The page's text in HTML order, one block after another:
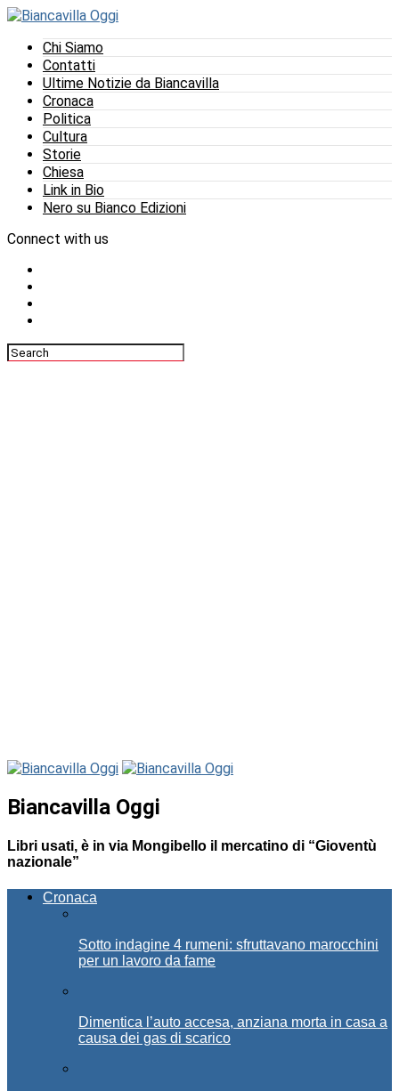
Chi Siamo
Contatti
Ultime Notizie da Biancavilla
Cronaca
Politica
Cultura
Storie
Chiesa
Link in Bio
Nero su Bianco Edizioni
Connect with us
Biancavilla Oggi
Libri usati, è in via Mongibello il mercatino di “Gioventù
nazionale”
Cronaca
Sotto indagine 4 rumeni: sfruttavano marocchini
per un lavoro da fame
Dimentica l’auto accesa, anziana morta in casa a
causa dei gas di scarico